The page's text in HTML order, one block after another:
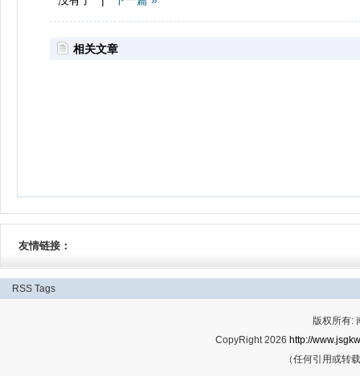
相关文章
友情链接：
RSS Tags
版权所有:
CopyRight 2026 http://
（任何引用或转